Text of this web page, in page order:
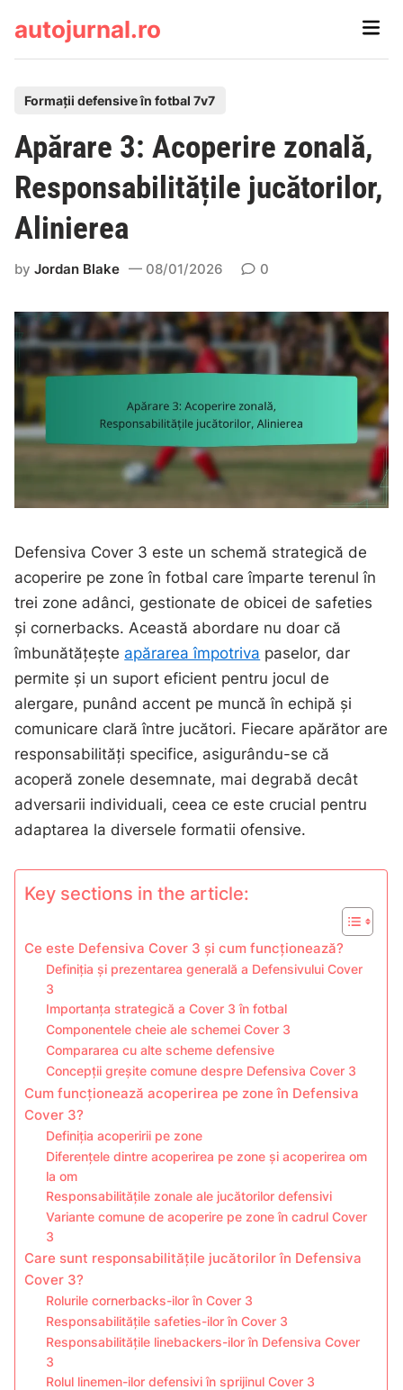
autojurnal.ro
Main
s
t
e
d
n
Formații defensive în fotbal 7v7
Apărare 3: Acoperire zonală,
Responsabilitățile jucătorilor,
Alinierea
byJordan Blake 08/01/2026 0
Defensiva Cover 3 este un schemă strategică de
acoperire pe zone în fotbal care împarte terenul în
trei zone adânci, gestionate de obicei de safeties
și cornerbacks. Această abordare nu doar că
îmbunătățește apărarea împotriva paselor, dar
permite și un suport eficient pentru jocul de
alergare, punând accent pe muncă în echipă și
comunicare clară între jucători. Fiecare apărător are
responsabilități specifice, asigurându-se că
acoperă zonele desemnate, mai degrabă decât
adversarii individuali, ceea ce este crucial pentru
adaptarea la diversele formatii ofensive.
Key sections in the article:
Ce este Defensiva Cover 3 și cum funcționează?
Definiția și prezentarea generală a Defensivului Cover
3
Importanța strategică a Cover 3 în fotbal
Componentele cheie ale schemei Cover 3
Compararea cu alte scheme defensive
Concepții greșite comune despre Defensiva Cover 3
Cum funcționează acoperirea pe zone în Defensiva
Cover 3?
Definiția acoperirii pe zone
Diferențele dintre acoperirea pe zone și acoperirea om
la om
Responsabilitățile zonale ale jucătorilor defensivi
Variante comune de acoperire pe zone în cadrul Cover
3
Care sunt responsabilitățile jucătorilor în Defensiva
Cover 3?
Rolurile cornerbacks-ilor în Cover 3
Responsabilitățile safeties-ilor în Cover 3
Responsabilitățile linebackers-ilor în Defensiva Cover
3
Rolul linemen-ilor defensivi în sprijinul Cover 3